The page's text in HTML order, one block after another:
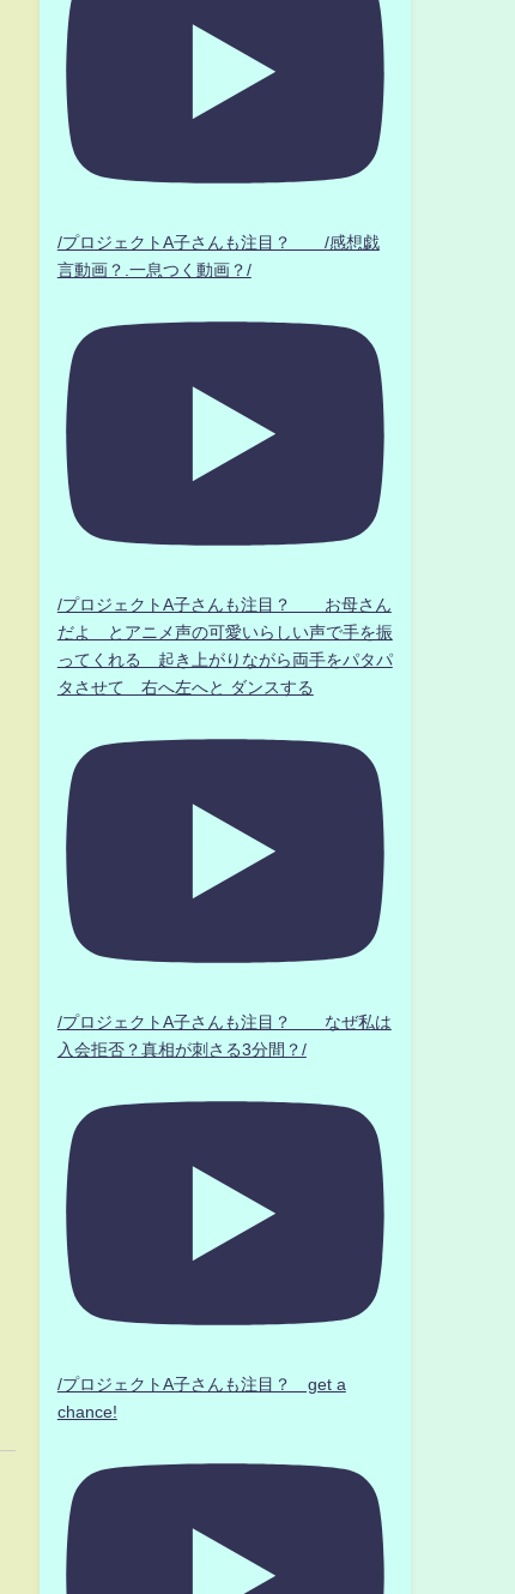
/プロジェクトA子さんも注目？ /感想戯
言動画？.一息つく動画？/
/プロジェクトA子さんも注目？ お母さん
だよ とアニメ声の可愛いらしい声で手を振
ってくれる 起き上がりながら両手をパタパ
タさせて 右へ左へと ダンスする
/プロジェクトA子さんも注目？ なぜ私は
入会拒否？真相が刺さる3分間？/
/プロジェクトA子さんも注目？ get a
chance!